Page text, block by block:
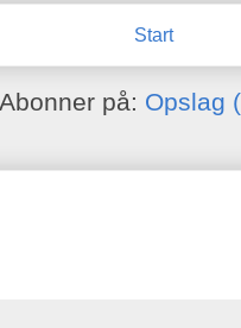
Start
Abonner på: Opslag